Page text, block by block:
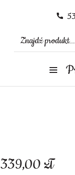
339,00 zł